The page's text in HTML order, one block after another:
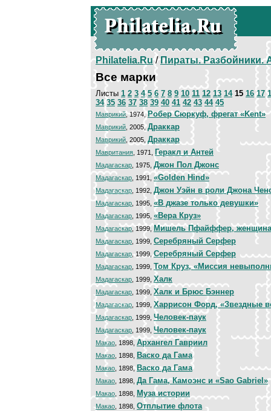
Philatelia.Ru/Пираты. Разбойники.
Все марки
Листы 1 2 3 4 5 6 7 8 9 10 11 12 13 14 15 16 17
34 35 36 37 38 39 40 41 42 43 44 45
Маврикий, 1974,Робер Сюркуф, фрегат «Kent»
Маврикий , 2005,Драккар
Маврикий , 2005, Драккар
Мавритания , 1971, Геракл и Антей
Мадагаскар , 1975, Джон Пол Джонс
Мадагаскар , 1991, «Golden Hind»
Мадагаскар , 1992, Джон Уэйн в роли Джона
Мадагаскар , 1995, «В джазе только девушки»
Мадагаскар , 1995, «Вера Круз»
Мадагаскар , 1999, Мишель Пфайффер,
Мадагаскар , 1999, Серебряный Серфер
Мадагаскар , 1999,Серебряный Серфер
Мадагаскар , 1999, Том Круз, «Миссия
Мадагаскар , 1999, Халк
Мадагаскар , 1999, Халк и Брюс Бэннер
Мадагаскар , 1999, Харрисон Форд, «Звездные
Мадагаскар , 1999, Человек-паук
Мадагаскар , 1999, Человек-паук
Макао , 1898, Архангел Гавриил
Макао , 1898, Васко да Гама
Макао , 1898,Васко да Гама
Макао , 1898, Да Гама, Камоэнс и «Sao Gabriel»
Макао , 1898, Муза истории
Макао , 1898, Отплытие флота